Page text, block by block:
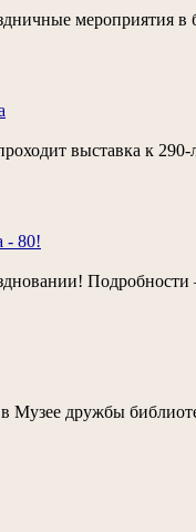
мероприятия в
выставка к
- 80!
Музее дружбы